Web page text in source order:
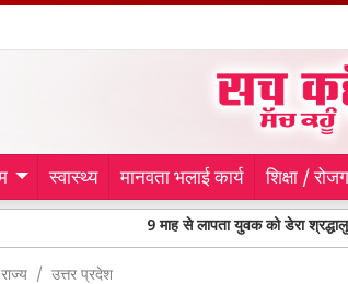
स्वास्थ्य मानवता भलाई कार्य शिक्षा /
9 माह से लापता युवक को डेरा श्रद्धालुओं ने परिजनों
राज्य उत्तर प्रदेश